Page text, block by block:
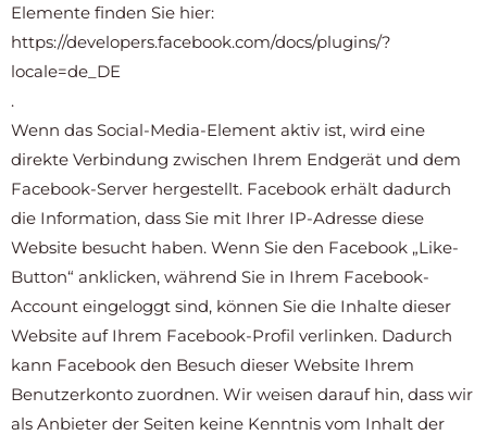
Elemente finden Sie hier:
https://developers.facebook.com/docs/plugins/?
locale=de_DE
.
Wenn das Social-Media-Element aktiv ist, wird eine
direkte Verbindung zwischen Ihrem Endgerät und dem
Facebook-Server hergestellt. Facebook erhält dadurch
die Information, dass Sie mit Ihrer IP-Adresse diese
Website besucht haben. Wenn Sie den Facebook „Like-
Button“ anklicken, während Sie in Ihrem Facebook-
Account eingeloggt sind, können Sie die Inhalte dieser
Website auf Ihrem Facebook-Profil verlinken. Dadurch
kann Facebook den Besuch dieser Website Ihrem
Benutzerkonto zuordnen. Wir weisen darauf hin, dass wir
als Anbieter der Seiten keine Kenntnis vom Inhalt der